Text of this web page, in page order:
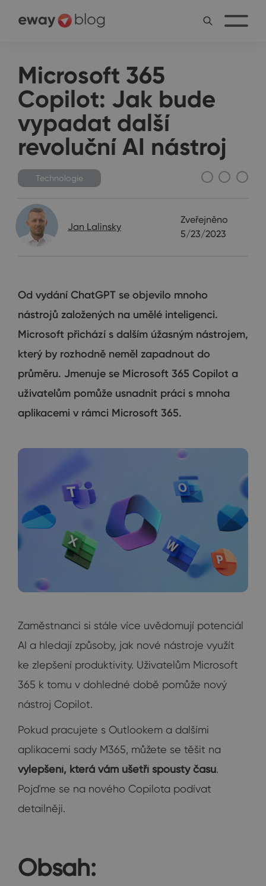
Microsoft 365
Copilot: Jak bude
vypadat další
revoluční AI nástroj
Technologie
Jan Lalinsky
Zveřejněno
5/23/2023
Od vydání ChatGPT se objevilo mnoho
nástrojů založených na umělé inteligenci.
Microsoft přichází s dalším úžasným nástrojem,
který by rozhodně neměl zapadnout do
průměru. Jmenuje se Microsoft 365 Copilot a
uživatelům pomůže usnadnit práci s mnoha
aplikacemi v rámci Microsoft 365.
Zaměstnanci si stále více uvědomují potenciál
AI a hledají způsoby, jak nové nástroje využít
ke zlepšení produktivity. Uživatelům Microsoft
365 k tomu v dohledné době pomůže nový
nástroj Copilot.
Pokud pracujete s Outlookem a dalšími
aplikacemi sady M365, můžete se těšit na
vylepšení, která vám ušetří spousty času.
Pojďme se na nového Copilota podívat
detailněji.
Obsah: